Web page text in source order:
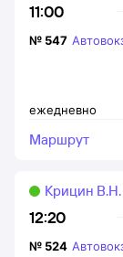
11:00
ежедневно
№ 547
Маршрут
12:20
Крицин В.Н.
№ 524